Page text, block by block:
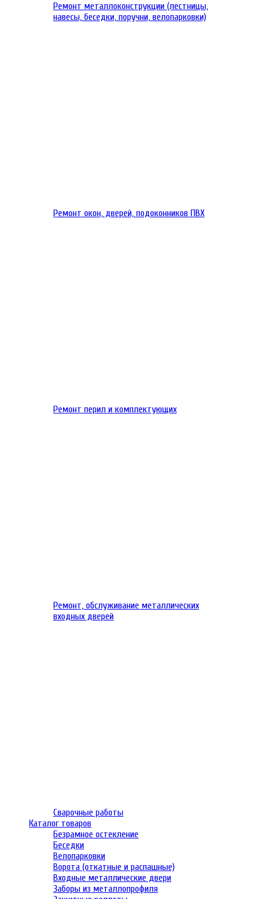
Ремонт металлоконструкции (лестницы,
навесы, беседки, поручни, велопарковки)
Ремонт окон, дверей, подоконников ПВХ
Ремонт перил и комплектующих
Ремонт, обслуживание металлических
входных дверей
Сварочные работы
Каталог товаров
Безрамное остекление
Беседки
Велопарковки
Ворота (откатные и распашные)
Входные металлические двери
Заборы из металлопрофиля